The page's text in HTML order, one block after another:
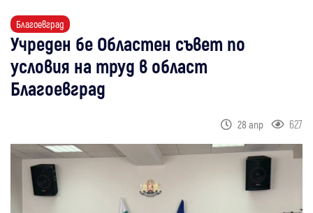
Благоевград
Учреден бе Областен съвет по
условия на труд в област
Благоевград
28 апр 627